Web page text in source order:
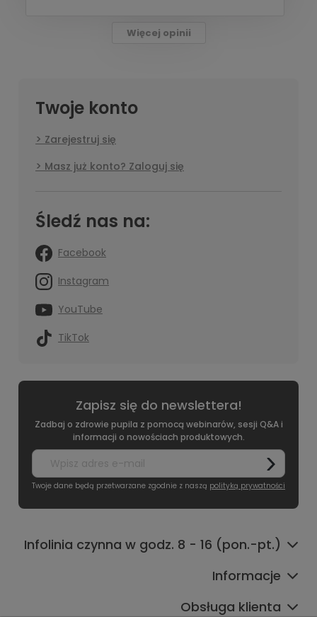
Więcej opinii
Twoje konto
Zarejestruj się
Masz już konto? Zaloguj się
Śledź nas na:
Facebook
Instagram
YouTube
TikTok
Zapisz się do newslettera!
Zadbaj o zdrowie pupila z pomocą webinarów, sesji Q&A i
informacji o nowościach produktowych.
Twoje dane będą przetwarzane zgodnie z naszą polityką prywatności
Infolinia czynna w godz. 8 - 16 (pon.-pt.)
Informacje
Obsługa klienta